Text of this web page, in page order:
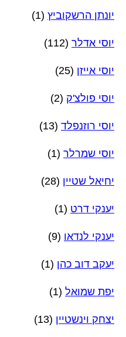
יונתן הרשקוביץ (1)
יוסי אדלר (112)
יוסי אייזן (25)
יוסי פולצ'ק (2)
יוסי רוזנפלד (13)
יוסי שמרלר (1)
יחיאל שטיין (28)
יענקי דרט (1)
יענקי לנדאו (9)
יעקב דוב כהן (1)
יפת שמואל (1)
יצחק וינשטיין (13)